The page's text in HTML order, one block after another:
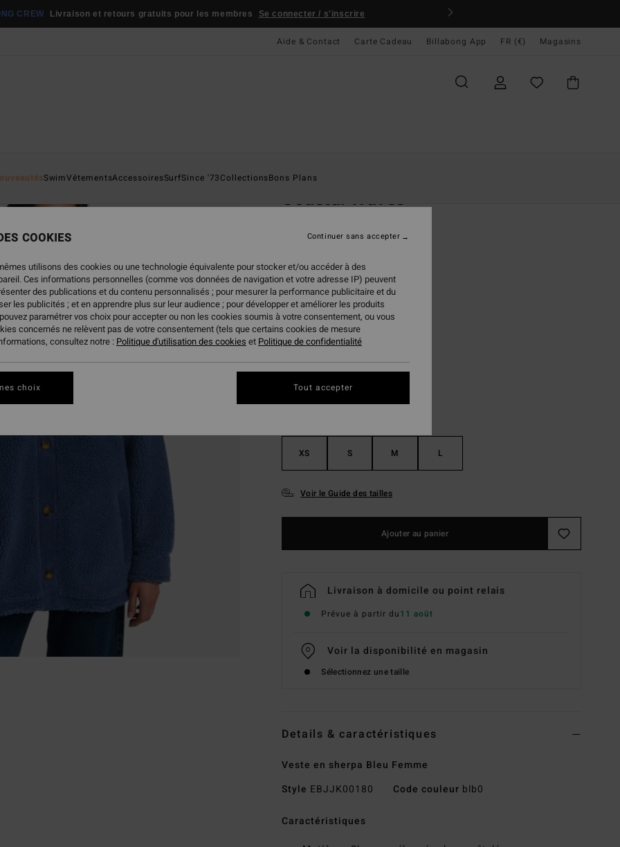
CREW Livraison et retours gratuits pour les membres Se connecter / s'inscrire
Aide & Contact Carte Cadeau Billabong App FR (€) Magasins
SwimVêtementsAccessoiresSurfSince '73CollectionsBons Plans
Coastal Waves
(2 Avis)
139,95 €
50%
69,98 €
BONS PLANS
CouleurWashed Blue
XS S M L
Voir le Guide des tailles
Ajouter au panier
Livraison à domicile ou point relais
Prévue à partir du11 août
Voir la disponibilité en magasin
Sélectionnez une taille
Details & caractéristiques
Veste en sherpa Bleu Femme
Style EBJJK00180 Code couleur blb0
Caractéristiques
COOKIES
utilisons des cookies ou une technologie équivalente pour stocker et/ou accéder à des
Ces informations personnelles (comme vos données de navigation et votre adresse IP) peuvent
des publications et du contenu personnalisés ; pour mesurer la performance publicitaire et du
les publicités ; et en apprendre plus sur leur audience ; pour développer et améliorer les produits
paramétrer vos choix pour accepter ou non les cookies soumis à votre consentement, ou vous
concernés ne relèvent pas de votre consentement (tels que certains cookies de mesure
consultez notre : Politique d'utilisation des cookies et Politique de confidentialité
choix
Continuer sans accepter
Tout accepter